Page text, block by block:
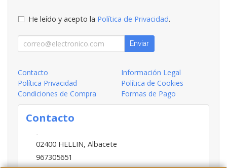
He leído y acepto la Política de Privacidad.
Enviar
Contacto
Información Legal
Política Privacidad
Política de Cookies
Condiciones de Compra
Formas de Pago
Contacto
-
02400 HELLIN, Albacete
967305651